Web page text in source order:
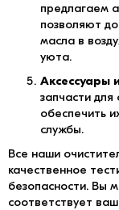
предлагаем
позволяют
масла в
уюта.
Аксессуары
запчасти
обеспечить
службы.
Все наши
качественное
безопасности. Вы
соответствует